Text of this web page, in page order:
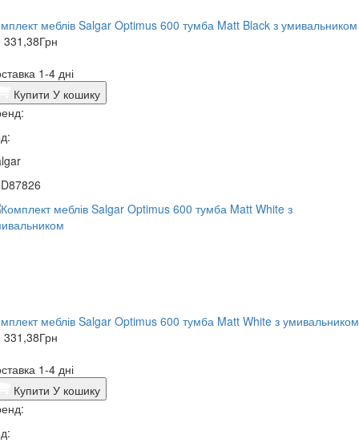
меблів Salgar Optimus 600 тумба Matt Black з умивальником
331,38Грн
1-4 дні
Купити У кошику
меблів Salgar Optimus 600 тумба Matt White з умивальником
331,38Грн
1-4 дні
Купити У кошику